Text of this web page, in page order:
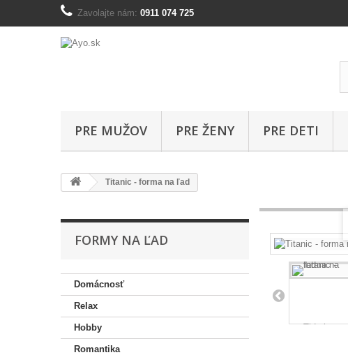
Zavolajte nám: 0911 074 725
PRE MUŽOV PRE ŽENY PRE DETI
Titanic - forma na ľad
FORMY NA ĽAD
Domácnosť
Relax
Hobby
Romantika